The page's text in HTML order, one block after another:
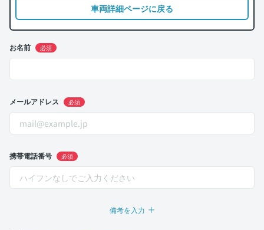
車両詳細ページに戻る
お名前 必須
メールアドレス 必須
携帯電話番号 必須
備考を入力